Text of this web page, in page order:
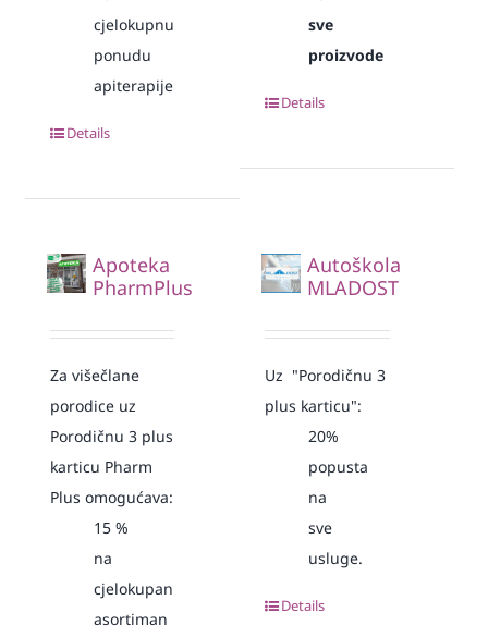
cjelokupnu
ponudu
apiterapije
Details
sve
proizvode
Details
Apoteka
PharmPlus
Za višečlane
porodice uz
Porodičnu 3 plus
karticu Pharm
Plus omogućava:
15 %
na
cjelokupan
asortiman
Autoškola
MLADOST
Uz "Porodičnu 3
plus karticu":
20%
popusta
na
sve
usluge.
Details